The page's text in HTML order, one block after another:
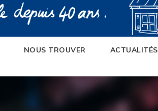
NOUS TROUVER ACTUALITÉS